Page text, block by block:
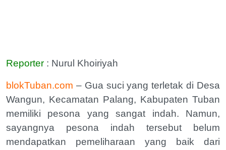
Reporter : Nurul Khoiriyah
blokTuban.com – Gua suci yang terletak di Desa
Wangun, Kecamatan Palang, Kabupaten Tuban
memiliki pesona yang sangat indah. Namun,
sayangnya pesona indah tersebut belum
mendapatkan pemeliharaan yang baik dari